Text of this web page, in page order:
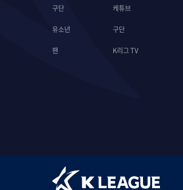
구단
유소년
팬
케튜브
구단
K리그 TV